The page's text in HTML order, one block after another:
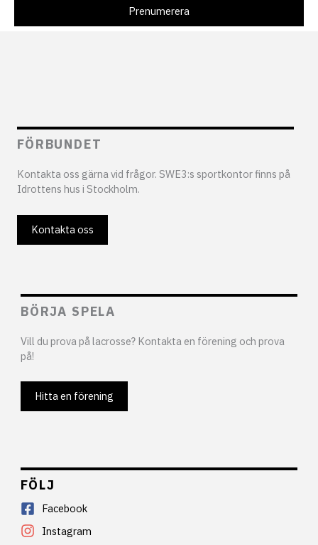
FÖRBUNDET
Kontakta oss gärna vid frågor. SWE3:s sportkontor finns på
Idrottens hus i Stockholm.
Kontakta oss
BÖRJA SPELA
Vill du prova på lacrosse? Kontakta en förening och prova
på!
Hitta en förening
FÖLJ
Facebook
Instagram